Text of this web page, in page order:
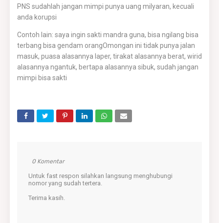
PNS sudahlah jangan mimpi punya uang milyaran, kecuali
anda korupsi
Contoh lain: saya ingin sakti mandra guna, bisa ngilang bisa
terbang bisa gendam orangOmongan ini tidak punya jalan
masuk, puasa alasannya laper, tirakat alasannya berat, wirid
alasannya ngantuk, bertapa alasannya sibuk, sudah jangan
mimpi bisa sakti
0 Komentar
Untuk fast respon silahkan langsung menghubungi
nomor yang sudah tertera.
Terima kasih.